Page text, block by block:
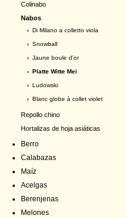
Colinabo
Nabos
› Di Milano a colletto viola
› Snowball
› Jaune boule d'or
› Platte Witte Mei
› Ludowski
› Blanc globe à collet violet
Repollo chino
Hortalizas de hoja asiáticas
Berro
Calabazas
Maíz
Acelgas
Berenjenas
Melones